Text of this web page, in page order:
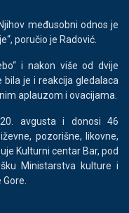
međusobni odnos je
poručio je Radović.
i nakon više od dvije
je i reakcija gledalaca
aplauzom i ovacijama.
avgusta i donosi 46
pozorišne, likovne,
Kulturni centar Bar, pod
Ministarstva kulture i